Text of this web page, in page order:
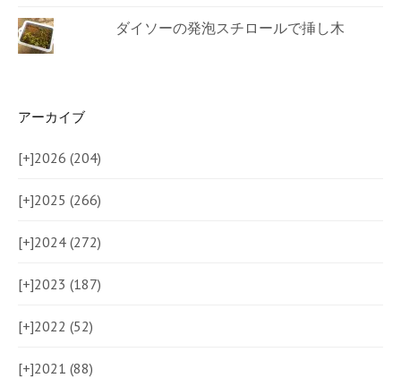
ダイソーの発泡スチロールで挿し木
アーカイブ
[+]2026 (204)
[+]2025 (266)
[+]2024 (272)
[+]2023 (187)
[+]2022 (52)
[+]2021 (88)